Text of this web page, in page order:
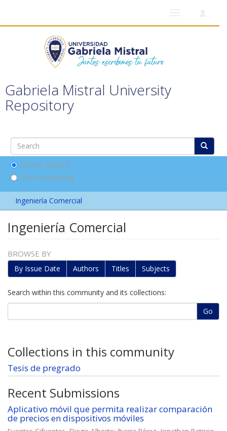
Gabriela Mistral University
Repository
Search DSpace
This Community
Ingeniería Comercial
Ingeniería Comercial
BROWSE BY
By Issue Date Authors Titles Subjects
Search within this community and its collections:
Go
Collections in this community
Tesis de pregrado
Recent Submissions
Aplicativo móvil que permita realizar comparación
de precios en dispositivos móviles